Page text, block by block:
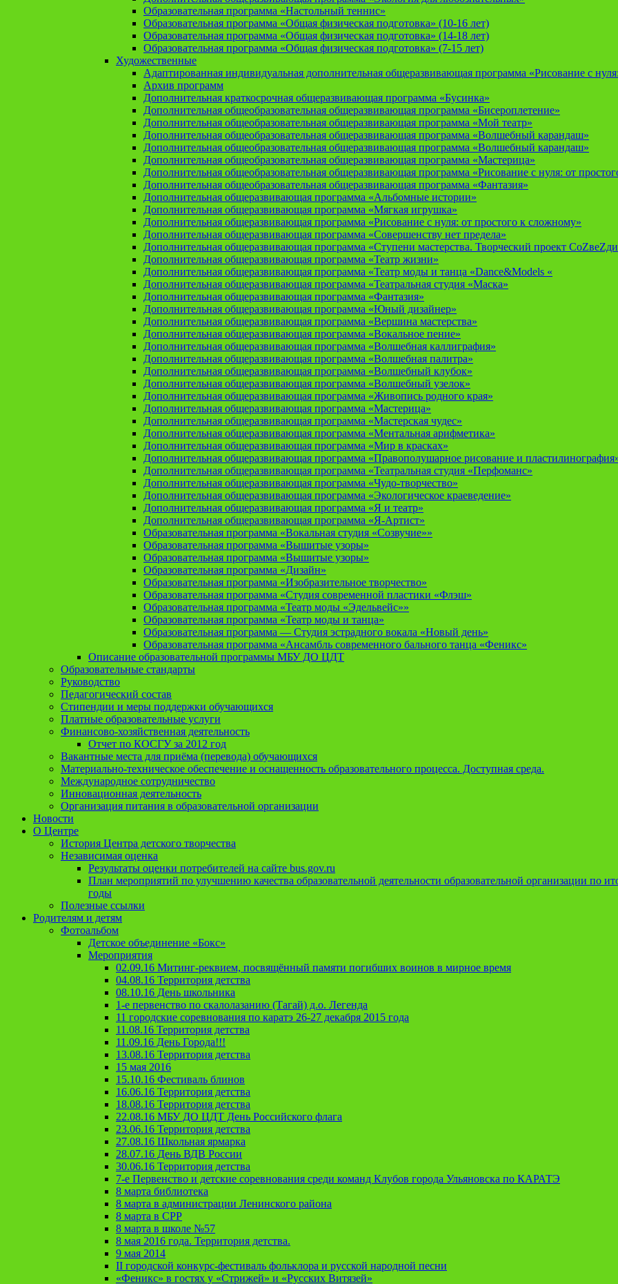
Образовательная программа «Настольный теннис»
Образовательная программа «Общая физическая подготовка» (10-16 лет)
Образовательная программа «Общая физическая подготовка» (14-18 лет)
Образовательная программа «Общая физическая подготовка» (7-15 лет)
Художественные
Адаптированная индивидуальная дополнительная общеразвивающая программа «Рисование с
Архив программ
Дополнительная краткосрочная общеразвивающая программа «Бусинка»
Дополнительная общеобразовательная общеразвивающая программа «Бисероплетение»
Дополнительная общеобразовательная общеразвивающая программа «Мой театр»
Дополнительная общеобразовательная общеразвивающая программа «Волшебный карандаш»
Дополнительная общеобразовательная общеразвивающая программа «Волшебный карандаш»
Дополнительная общеобразовательная общеразвивающая программа «Мастерица»
Дополнительная общеобразовательная общеразвивающая программа «Рисование с нуля: от
Дополнительная общеобразовательная общеразвивающая программа «Фантазия»
Дополнительная общеразвивающая программа «Альбомные истории»
Дополнительная общеразвивающая программа «Мягкая игрушка»
Дополнительная общеразвивающая программа «Рисование с нуля: от простого к сложному»
Дополнительная общеразвивающая программа «Совершенству нет предела»
Дополнительная общеразвивающая программа «Ступени мастерства. Творческий проект
Дополнительная общеразвивающая программа «Театр жизни»
Дополнительная общеразвивающая программа «Театр моды и танца «Dance&Models «
Дополнительная общеразвивающая программа «Театральная студия «Маска»
Дополнительная общеразвивающая программа «Фантазия»
Дополнительная общеразвивающая программа «Юный дизайнер»
Дополнительная общеразвивающая программа «Вершина мастерства»
Дополнительная общеразвивающая программа «Вокальное пение»
Дополнительная общеразвивающая программа «Волшебная каллиграфия»
Дополнительная общеразвивающая программа «Волшебная палитра»
Дополнительная общеразвивающая программа «Волшебный клубок»
Дополнительная общеразвивающая программа «Волшебный узелок»
Дополнительная общеразвивающая программа «Живопись родного края»
Дополнительная общеразвивающая программа «Мастерица»
Дополнительная общеразвивающая программа «Мастерская чудес»
Дополнительная общеразвивающая программа «Ментальная арифметика»
Дополнительная общеразвивающая программа «Мир в красках»
Дополнительная общеразвивающая программа «Правополушарное рисование и
Дополнительная общеразвивающая программа «Театральная студия «Перфоманс»
Дополнительная общеразвивающая программа «Чудо-творчество»
Дополнительная общеразвивающая программа «Экологическое краеведение»
Дополнительная общеразвивающая программа «Я и театр»
Дополнительная общеразвивающая программа «Я-Артист»
Образовательная программа «Вокальная студия «Созвучие»»
Образовательная программа «Вышитые узоры»
Образовательная программа «Вышитые узоры»
Образовательная программа «Дизайн»
Образовательная программа «Изобразительное творчество»
Образовательная программа «Студия современной пластики «Флэш»
Образовательная программа «Театр моды «Эдельвейс»»
Образовательная программа «Театр моды и танца»
Образовательная программа — Студия эстрадного вокала «Новый день»
Образовательная программа «Ансамбль современного бального танца «Феникс»
Описание образовательной программы МБУ ДО ЦДТ
Образовательные стандарты
Руководство
Педагогический состав
Стипендии и меры поддержки обучающихся
Платные образовательные услуги
Финансово-хозяйственная деятельность
Отчет по КОСГУ за 2012 год
Вакантные места для приёма (перевода) обучающихся
Материально-техническое обеспечение и оснащенность образовательного процесса. Доступная среда.
Международное сотрудничество
Инновационная деятельность
Организация питания в образовательной организации
Новости
О Центре
История Центра детского творчества
Независимая оценка
Результаты оценки потребителей на сайте bus.gov.ru
План мероприятий по улучшению качества образовательной деятельности образовательной организации по
годы
Полезные ссылки
Родителям и детям
Фотоальбом
Детское объединение «Бокс»
Мероприятия
02.09.16 Митинг-реквием, посвящённый памяти погибших воинов в мирное время
04.08.16 Территория детства
08.10.16 День школьника
1-е первенство по скалолазанию (Тагай) д.о. Легенда
11 городские соревнования по каратэ 26-27 декабря 2015 года
11.08.16 Территория детства
11.09.16 День Города!!!
13.08.16 Территория детства
15 мая 2016
15.10.16 Фестиваль блинов
16.06.16 Территория детства
18.08.16 Территория детства
22.08.16 МБУ ДО ЦДТ День Российского флага
23.06.16 Территория детства
27.08.16 Школьная ярмарка
28.07.16 День ВДВ России
30.06.16 Территория детства
7-е Первенство и детские соревнования среди команд Клубов города Ульяновска по КАРАТЭ
8 марта библиотека
8 марта в администрации Ленинского района
8 марта в СРР
8 марта в школе №57
8 мая 2016 года. Территория детства.
9 мая 2014
II городской конкурс-фестиваль фольклора и русской народной песни
«Феникс» в гостях у «Стрижей» и «Русских Витязей»